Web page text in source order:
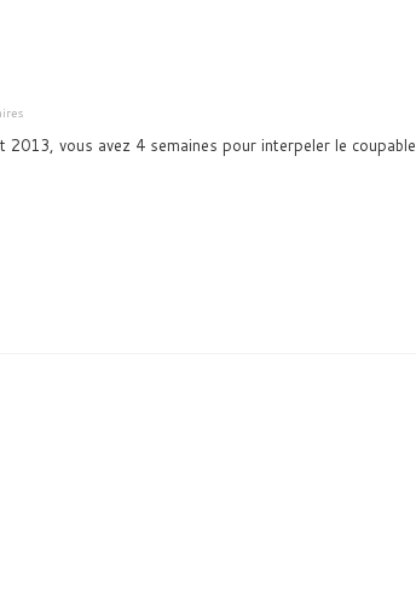
2013, vous avez 4 semaines pour interpeler le coupable